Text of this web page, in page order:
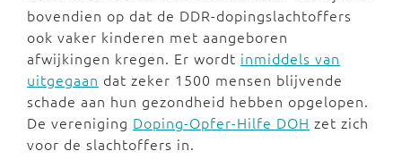
bovendien op dat de DDR-dopingslachtoffers
ook vaker kinderen met aangeboren
afwijkingen kregen. Er wordt inmiddels van
uitgegaan dat zeker 1500 mensen blijvende
schade aan hun gezondheid hebben opgelopen.
De vereniging Doping-Opfer-Hilfe DOH zet zich
voor de slachtoffers in.